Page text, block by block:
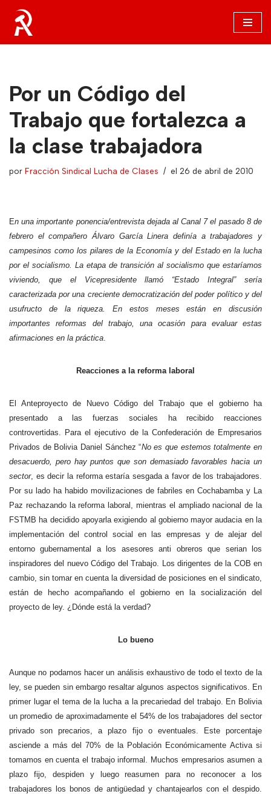
Saltar
al
Por un Código del
Trabajo que fortalezca a
la clase trabajadora
por Fracción Sindical Lucha de Clases el 26 de abril de 2010
En una importante ponencia/entrevista dejada al Canal 7 el pasado 8 de
febrero el compañero Álvaro García Linera definía a trabajadores y
campesinos como los pilares de la Economía y del Estado en la lucha
por el socialismo. La etapa de transición al socialismo que estaríamos
viviendo, que el Vicepresidente llamó “Estado Integral” sería
caracterizada por una creciente democratización del poder político y del
usufructo de la riqueza. En estos meses están en discusión
importantes reformas del trabajo, una ocasión para evaluar estas
afirmaciones en la práctica.
Reacciones a la reforma laboral
El Anteproyecto de Nuevo Código del Trabajo que el gobierno ha
presentado a las fuerzas sociales ha recibido reacciones
controvertidas. Para el ejecutivo de la Confederación de Empresarios
Privados de Bolivia Daniel Sánchez “No es que estemos totalmente en
desacuerdo, pero hay puntos que son demasiado favorables hacia un
sector, es decir la reforma estaría sesgada a favor de los trabajadores.
Por su lado ha habido movilizaciones de fabriles en Cochabamba y La
Paz rechazando la reforma laboral, mientras el ampliado nacional de la
FSTMB ha decidido apoyarla exigiendo al gobierno mayor audacia en la
implementación del control social en las empresas y de alejar del
entorno gubernamental a los asesores anti obreros que serian los
inspiradores del nuevo Código del Trabajo. Los dirigentes de la COB en
cambio, sin tomar en cuenta la diversidad de posiciones en el sindicato,
están de hecho acompañando el gobierno en la socialización del
proyecto de ley. ¿Dónde está la verdad?
Lo bueno
Aunque no podamos hacer un análisis exhaustivo de todo el texto de la
ley, se pueden sin embargo resaltar algunos aspectos significativos. En
primer lugar el tema de la lucha a la precariedad del trabajo. En Bolivia
un promedio de aproximadamente el 54% de los trabajadores del sector
privado son precarios, a plazo fijo o eventuales. Este porcentaje
asciende a más del 70% de la Población Económicamente Activa si
tomamos en cuenta el trabajo informal. Muchos empresarios asumen a
plazo fijo, despiden y luego reasumen para no reconocer a los
trabajadores los bonos de antigüedad y chantajearlos con el despido.